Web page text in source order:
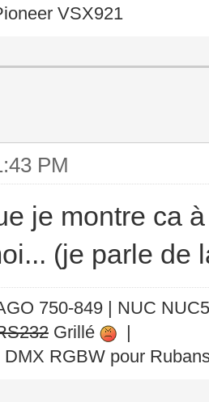
VSX921
PM
je montre ca
(je parle de
750-849 | NUC
Grillé
|
RGBW pour